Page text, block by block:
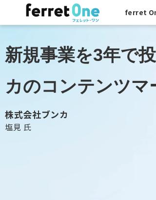
ferret
新規事業を3年で
カのコンテンツマ
株式会社ブンカ
塩見 氏